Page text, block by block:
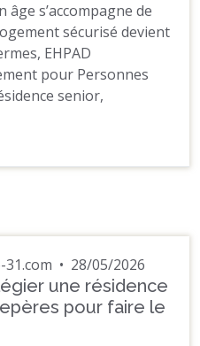
âge s’accompagne de
sécurisé devient
EHPAD
pour Personnes
senior,
• 28/05/2026
une résidence
pour faire le